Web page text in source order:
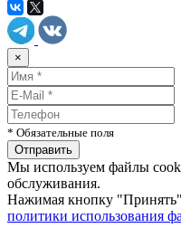
×
* Обязательные поля
Мы используем файлы
обслуживания.
Нажимая кнопку
политики использования